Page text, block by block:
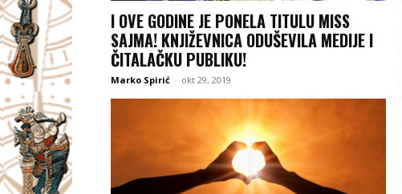
I OVE GODINE JE PONELA TITULU MISS
SAJMA! KNJIŽEVNICA ODUŠEVILA MEDIJE I
ČITALAČKU PUBLIKU!
Marko Spirić - okt 29, 2019